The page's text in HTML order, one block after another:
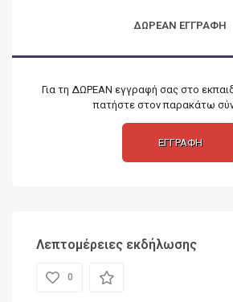
ΔΩΡΕΑΝ ΕΓΓΡΑΦΗ
Για τη ΔΩΡΕΑΝ εγγραφή σας στο
πατήστε στον παρακάτω
ΕΓΓΡΑΦΗ
Λεπτομέρειες εκδήλωσης
0